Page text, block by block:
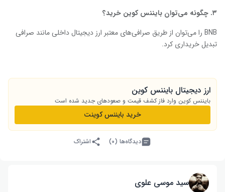
۳. چگونه می‌توان بایننس کوین خرید؟
BNB را می‌توان از طریق صرافی‌های معتبر ارز دیجیتال داخلی مانند صرافی
تبدیل خریداری کرد.
ارز دیجیتال بایننس کوین
بایننس کوین وارد فاز کشف قیمت و صعودهای جدید شده است
خرید بایننس کوینت
دیدگاه‌ها (۰) اشتراک
سید موسی علوی